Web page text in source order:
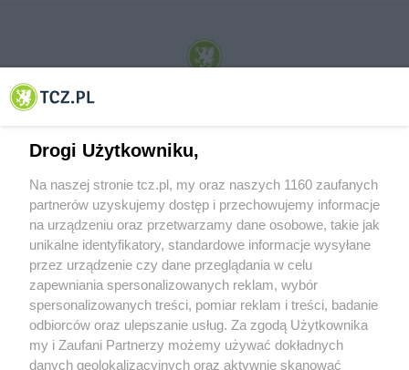
© 2001-2026 Tczew - TCZ.PL Sp. z o.o. Internetowy Serwis Informacyjny Miasta
O FIRMIE POLITYKA PRYWATNOŚCI HOSTING
REKLAMA WSPÓŁPRACA RSS FACEBOOK KONTAKT
Nasze serwisy
Drogi Użytkowniku,
Na naszej stronie tcz.pl, my oraz naszych 1160 zaufanych
partnerów uzyskujemy dostęp i przechowujemy informacje
na urządzeniu oraz przetwarzamy dane osobowe, takie jak
unikalne identyfikatory, standardowe informacje wysyłane
przez urządzenie czy dane przeglądania w celu
zapewniania spersonalizowanych reklam, wybór
spersonalizowanych treści, pomiar reklam i treści, badanie
odbiorców oraz ulepszanie usług. Za zgodą Użytkownika
my i Zaufani Partnerzy możemy używać dokładnych
danych geolokalizacyjnych oraz aktywnie skanować